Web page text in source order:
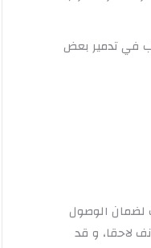
في تدمير بعض
لضمان الوصول
لاحقا، و قد